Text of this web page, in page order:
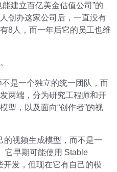
建立百亿美金估值公司”的
创办这家公司后，一直没有
8人，而一年后它的员工也维
是一个独立的统一团队，而
两端，分为研究工程师和开
型，以及面向“创作者”的视
的视频生成模型，而不是一
它早期可能使用 Stable
发，但现在它有自己的模